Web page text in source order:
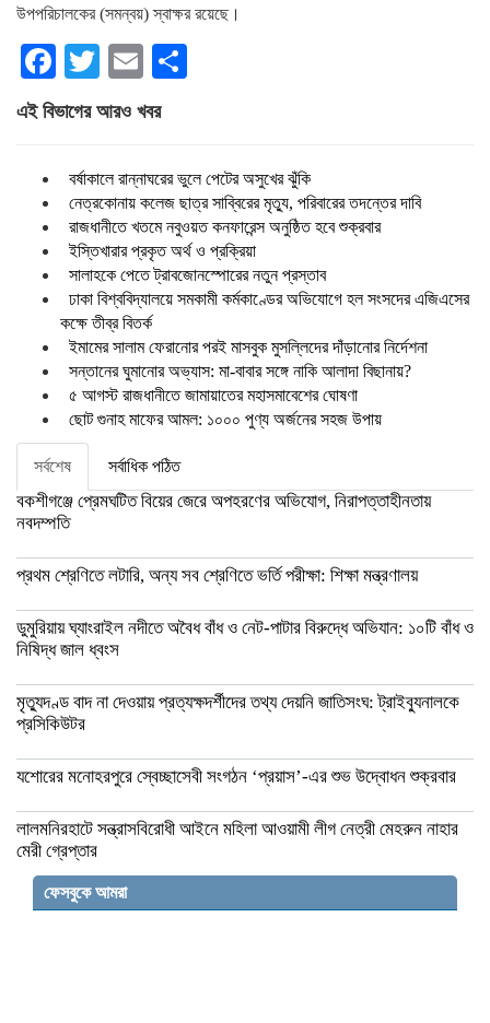
উপপরিচালকের (সমন্বয়) স্বাক্ষর রয়েছে।
Facebook
TwitterEmail
এই বিভাগের আরও খবর
বর্ষাকালে রান্নাঘরের ভুলে পেটের অসুখের ঝুঁকি
নেত্রকোনায় কলেজ ছাত্র সাব্বিরের মৃত্যু, পরিবারের তদন্তের দাবি
রাজধানীতে খতমে নবুওয়ত কনফারেন্স অনুষ্ঠিত হবে শুক্রবার
ইস্তিখারার প্রকৃত অর্থ ও প্রক্রিয়া
সালাহকে পেতে ট্রাবজোনস্পোরের নতুন প্রস্তাব
ঢাকা বিশ্ববিদ্যালয়ে সমকামী কর্মকাণ্ডের অভিযোগে হল সংসদের এজিএসের
কক্ষে তীব্র বিতর্ক
ইমামের সালাম ফেরানোর পরই মাসবুক মুসল্লিদের দাঁড়ানোর নির্দেশনা
সন্তানের ঘুমানোর অভ্যাস: মা-বাবার সঙ্গে নাকি আলাদা বিছানায়?
৫ আগস্ট রাজধানীতে জামায়াতের মহাসমাবেশের ঘোষণা
ছোট গুনাহ মাফের আমল: ১০০০ পুণ্য অর্জনের সহজ উপায়
সর্বশেষ সর্বাধিক পঠিত
বকশীগঞ্জে প্রেমঘটিত বিয়ের জেরে অপহরণের অভিযোগ, নিরাপত্তাহীনতায়
নবদম্পতি
প্রথম শ্রেণিতে লটারি, অন্য সব শ্রেণিতে ভর্তি পরীক্ষা: শিক্ষা মন্ত্রণালয়
ডুমুরিয়ায় ঘ্যাংরাইল নদীতে অবৈধ বাঁধ ও নেট-পাটার বিরুদ্ধে অভিযান: ১০টি বাঁধ ও
নিষিদ্ধ জাল ধ্বংস
মৃত্যুদণ্ড বাদ না দেওয়ায় প্রত্যক্ষদর্শীদের তথ্য দেয়নি জাতিসংঘ: ট্রাইব্যুনালকে
প্রসিকিউটর
যশোরের মনোহরপুরে স্বেচ্ছাসেবী সংগঠন ‘প্রয়াস’-এর শুভ উদ্বোধন শুক্রবার
লালমনিরহাটে সন্ত্রাসবিরোধী আইনে মহিলা আওয়ামী লীগ নেত্রী মেহরুন নাহার
মেরী গ্রেপ্তার
ফেসবুকে আমরা